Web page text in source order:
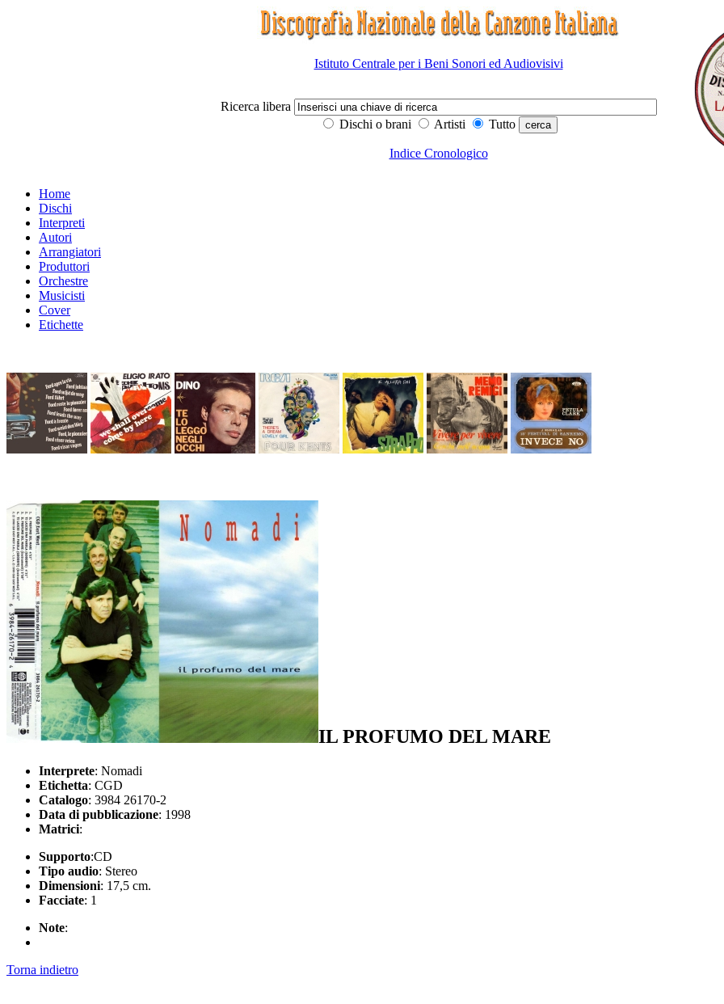
Istituto Centrale per i Beni Sonori ed Audiovisivi
Ricerca libera
Dischi o brani
Artisti Tutto
Indice Cronologico
Home
Dischi
Interpreti
Autori
Arrangiatori
Produttori
Orchestre
Musicisti
Cover
Etichette
IL PROFUMO DEL MARE
Interprete: Nomadi
Etichetta: CGD
Catalogo: 3984 26170-2
Data di pubblicazione: 1998
Matrici:
Supporto:CD
Tipo audio: Stereo
Dimensioni: 17,5 cm.
Facciate: 1
Note:
Torna indietro